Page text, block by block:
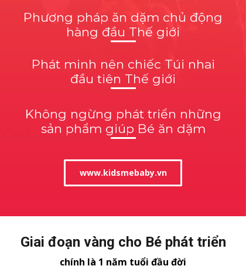
www.kidsmebaby.vn
Phương pháp ăn dặm chủ động
hàng đầu Thế giới
Phát minh nên chiếc Túi nhai
đầu tiên Thế giới
Không ngừng phát triển những
sản phẩm giúp Bé ăn dặm
Giai đoạn vàng cho Bé phát triển
chính là 1 năm tuổi đầu đời